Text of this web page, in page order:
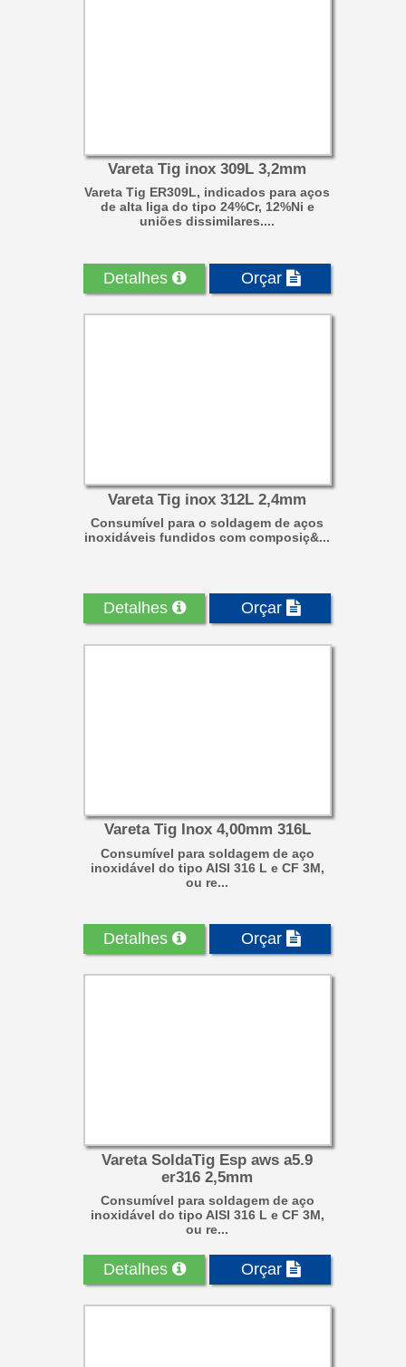
Vareta Tig inox 309L 3,2mm
Vareta Tig ER309L, indicados para aços
de alta liga do tipo 24%Cr, 12%Ni e
uniões dissimilares....
Detalhes Orçar
Vareta Tig inox 312L 2,4mm
Consumível para o soldagem de aços
inoxidáveis fundidos com composiç&...
Detalhes Orçar
Vareta Tig Inox 4,00mm 316L
Consumível para soldagem de aço
inoxidável do tipo AISI 316 L e CF 3M,
ou re...
Detalhes Orçar
Vareta SoldaTig Esp aws a5.9
er316 2,5mm
Consumível para soldagem de aço
inoxidável do tipo AISI 316 L e CF 3M,
ou re...
Detalhes Orçar